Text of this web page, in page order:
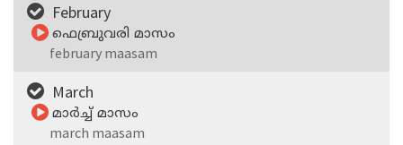
February
ഫെബ്രുവരി മാസം
february maasam
March
മാര്‍ച്ച്‌ മാസം
march maasam